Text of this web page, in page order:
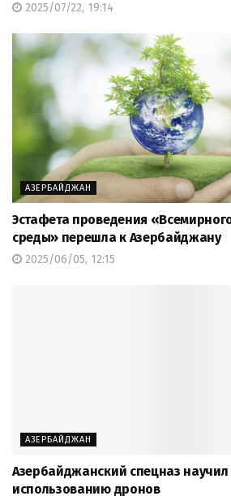
2025/07/22, 19:14
АЗЕРБАЙДЖАН
Эстафета проведения
среды» перешла к Азербайджану
2025/06/05, 12:15
АЗЕРБАЙДЖАН
Азербайджанский спецназ
использованию дронов